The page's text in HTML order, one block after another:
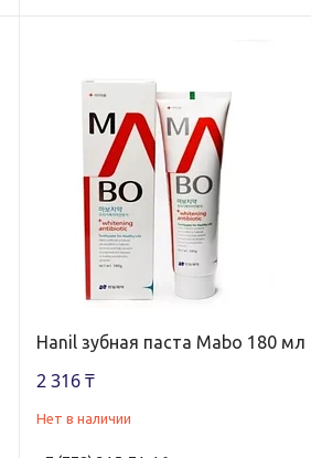
Hanil зубная паста Mabo 180 мл
2 316 ₸
Нет в наличии